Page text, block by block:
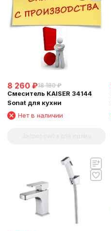
8 260 ₽18 180 ₽
Смеситель KAISER 34144
Sonat для кухни
Нет в наличии